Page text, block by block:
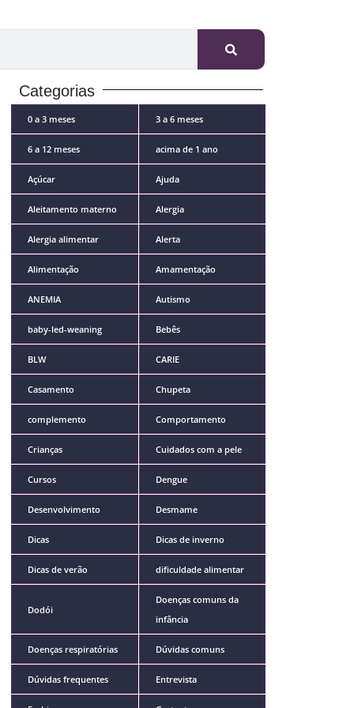
Categorias
0 a 3 meses 3 a 6 meses
6 a 12 meses acima de 1 ano
Açúcar Ajuda
Aleitamento materno Alergia
Alergia alimentar Alerta
Alimentação Amamentação
ANEMIA Autismo
baby-led-weaning Bebês
BLW CARIE
Casamento Chupeta
complemento Comportamento
Crianças Cuidados com a pele
Cursos Dengue
Desenvolvimento Desmame
Dicas Dicas de inverno
Dicas de verão dificuldade alimentar
Dodói
Doenças comuns da
infância
Doenças respiratórias Dúvidas comuns
Dúvidas frequentes Entrevista